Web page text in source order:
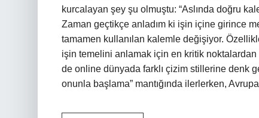
kurcalayan şey şu olmuştu: “Aslında doğru
Zaman geçtikçe anladım ki işin içine girince
tamamen kullanılan kalemle değişiyor.
işin temelini anlamak için en kritik
de online dünyada farklı çizim stillerine denk
onunla başlama” mantığında ilerlerken,